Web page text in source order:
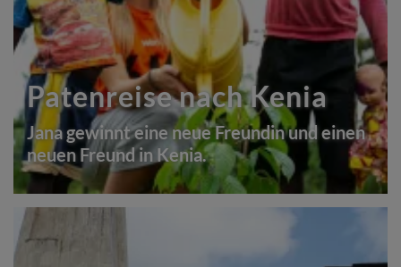
Patenreise nach Kenia
Jana gewinnt eine neue Freundin und einen
neuen Freund in Kenia.